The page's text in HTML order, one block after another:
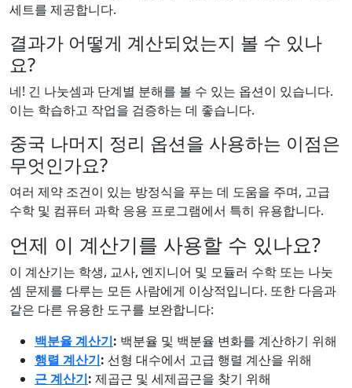
세트를 제공합니다.
결과가 어떻게 계산되었는지 볼 수 있나
요?
네! 긴 나눗셈과 단계별 분해를 볼 수 있는 옵션이 있습니다.
이는 학습하고 작업을 검증하는 데 좋습니다.
중국 나머지 정리 옵션을 사용하는 이점은
무엇인가요?
여러 제약 조건이 있는 방정식을 푸는 데 도움을 주며, 고급
수학 및 컴퓨터 과학 응용 프로그램에서 특히 유용합니다.
언제 이 계산기를 사용할 수 있나요?
이 계산기는 학생, 교사, 엔지니어 및 모듈러 수학 또는 나눗
셈 문제를 다루는 모든 사람에게 이상적입니다. 또한 다음과
같은 다른 유용한 도구를 보완합니다:
백분율 계산기: 백분율 및 백분율 변화를 계산하기 위해
행렬 계산기: 선형 대수에서 고급 행렬 계산을 위해
근 계산기: 제곱근 및 세제곱근을 찾기 위해